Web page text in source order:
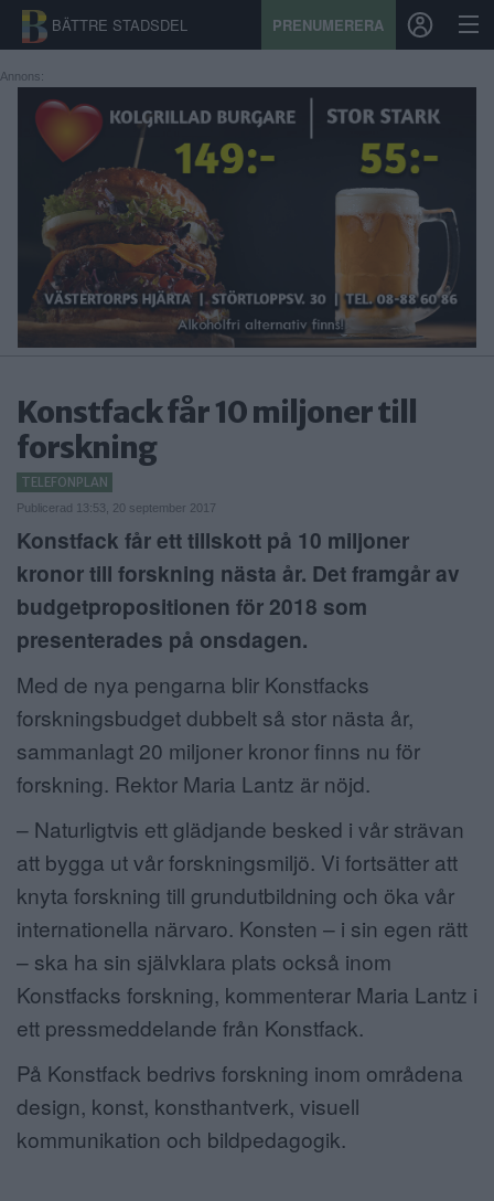
BÄTTRE STADSDEL PRENUMERERA
START
STADSDEL
PRENUMERATION
SPORT
ÅSIKTER
KONTAKT
SAMARBETEN
NÄRINGSLIV
Annons:
Konstfack får 10 miljoner till
forskning
TELEFONPLAN
Publicerad 13:53, 20 september 2017
Konstfack får ett tillskott på 10 miljoner
kronor till forskning nästa år. Det framgår av
budgetpropositionen för 2018 som
presenterades på onsdagen.
Med de nya pengarna blir Konstfacks
forskningsbudget dubbelt så stor nästa år,
sammanlagt 20 miljoner kronor finns nu för
forskning. Rektor Maria Lantz är nöjd.
– Naturligtvis ett glädjande besked i vår strävan
att bygga ut vår forskningsmiljö. Vi fortsätter att
knyta forskning till grundutbildning och öka vår
internationella närvaro. Konsten – i sin egen rätt
– ska ha sin självklara plats också inom
Konstfacks forskning, kommenterar Maria Lantz i
ett pressmeddelande från Konstfack.
På Konstfack bedrivs forskning inom områdena
design, konst, konsthantverk, visuell
kommunikation och bildpedagogik.